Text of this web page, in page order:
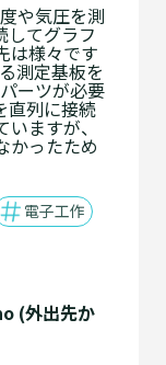
や気圧を測
してグラフ
は様々です
測定基板を
ーツが必要
直列に接続
ますが、
かったため
電子工作
(外出先か